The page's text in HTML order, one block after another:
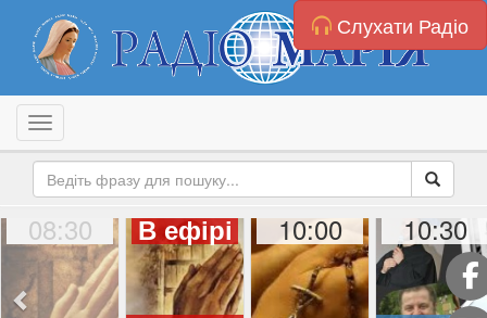
Слухати Радіо
Toggle navigation
08:30 В ефірі 10:00 10:30